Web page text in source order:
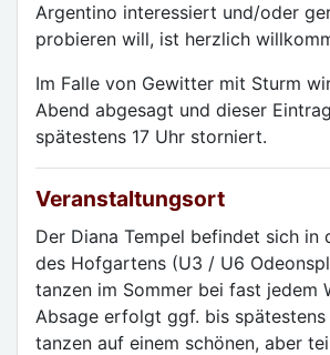
Argentino interessiert und/oder
probieren will, ist herzlich
Im Falle von Gewitter mit Sturm
Abend abgesagt und dieser
spätestens 17 Uhr storniert.
Veranstaltungsort
Der Diana Tempel befindet sich in
des Hofgartens (U3 / U6
tanzen im Sommer bei fast jedem
Absage erfolgt ggf. bis spätestens
tanzen auf einem schönen, aber